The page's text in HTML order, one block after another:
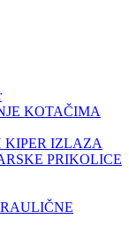
KOTAČIMA
KIPER IZLAZA
PRIKOLICE